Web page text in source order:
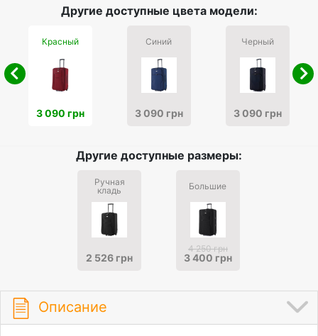
Другие доступные цвета модели:
Красный
3 090 грн
Синий
3 090 грн
Черный
3 090 грн
Другие доступные размеры:
Ручная
кладь
2 526 грн
Большие
4 250 грн
3 400 грн
Описание